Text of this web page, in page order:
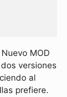
Nuevo MOD
versiones
al
prefiere.